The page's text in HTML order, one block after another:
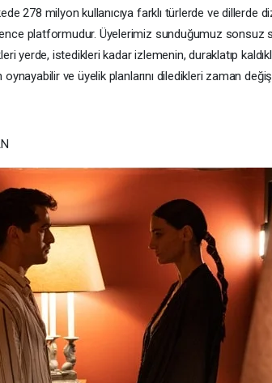
278 milyon kullanıcıya farklı türlerde ve dillerde
platformudur. Üyelerimiz sunduğumuz sonsuz
yerde, istedikleri kadar izlemenin, duraklatıp
oynayabilir ve üyelik planlarını diledikleri zaman